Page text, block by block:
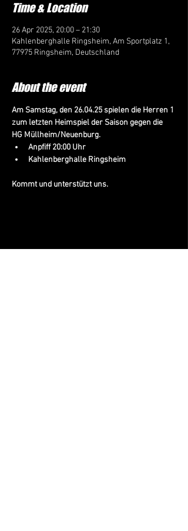
Time & Location
26 Apr 2025, 20:00 – 21:30
Kahlenberghalle Ringsheim, Am Sportplatz 1,
77975 Ringsheim, Deutschland
About the event
Am Samstag, den 26.04.25 spielen die Herren 1
zum letzten Heimspiel der Saison gegen die
HG Müllheim/Neuenburg.
Anpfiff 20:00 Uhr
Kahlenberghalle Ringsheim
Kommt und unterstützt uns.